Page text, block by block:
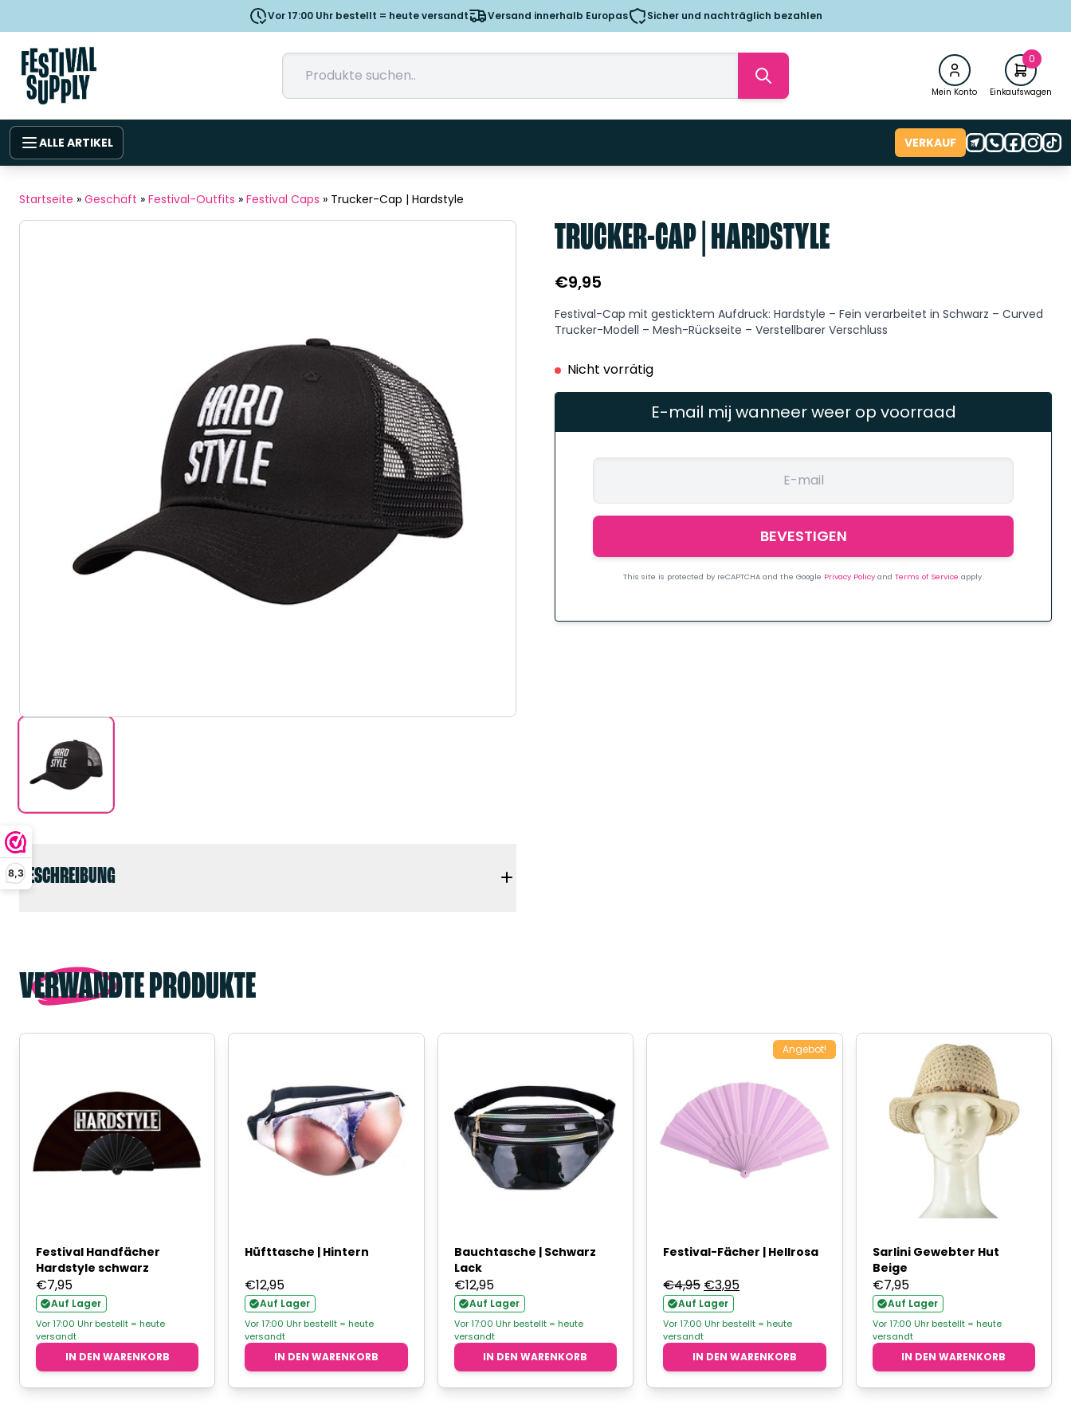
8,3
Vor 17:00 Uhr bestellt = heute versandt Versand innerhalb Europas Sicher und nachträglich bezahlen
Mein Konto
0
Einkaufswagen
ALLE ARTIKEL VERKAUF
Startseite » Geschäft » Festival-Outfits » Festival Caps » Trucker-Cap | Hardstyle
BESCHREIBUNG
TRUCKER-CAP | HARDSTYLE
€9,95
Festival-Cap mit gesticktem Aufdruck: Hardstyle – Fein verarbeitet in Schwarz – Curved
Trucker-Modell – Mesh-Rückseite – Verstellbarer Verschluss
Nicht vorrätig
E-mail mij wanneer weer op voorraad
This site is protected by reCAPTCHA and the Google Privacy Policy and Terms of Service apply.
VERWANDTE PRODUKTE
Festival Handfächer
Hardstyle schwarz
€7,95
Auf Lager
Vor 17:00 Uhr bestellt = heute
versandt
IN DEN WARENKORB
Hüfttasche | Hintern
€12,95
Auf Lager
Vor 17:00 Uhr bestellt = heute
versandt
IN DEN WARENKORB
Bauchtasche | Schwarz
Lack
€12,95
Auf Lager
Vor 17:00 Uhr bestellt = heute
versandt
IN DEN WARENKORB
Angebot!
Festival-Fächer | Hellrosa
€4,95 Ursprünglicher
Preis
war:
€4,95
€3,95Aktueller
ist:
€3,95.
Auf Lager
Vor 17:00 Uhr bestellt = heute
versandt
IN DEN WARENKORB
Sarlini Gewebter Hut
Beige
€7,95
Auf Lager
Vor 17:00 Uhr bestellt = heute
versandt
IN DEN WARENKORB